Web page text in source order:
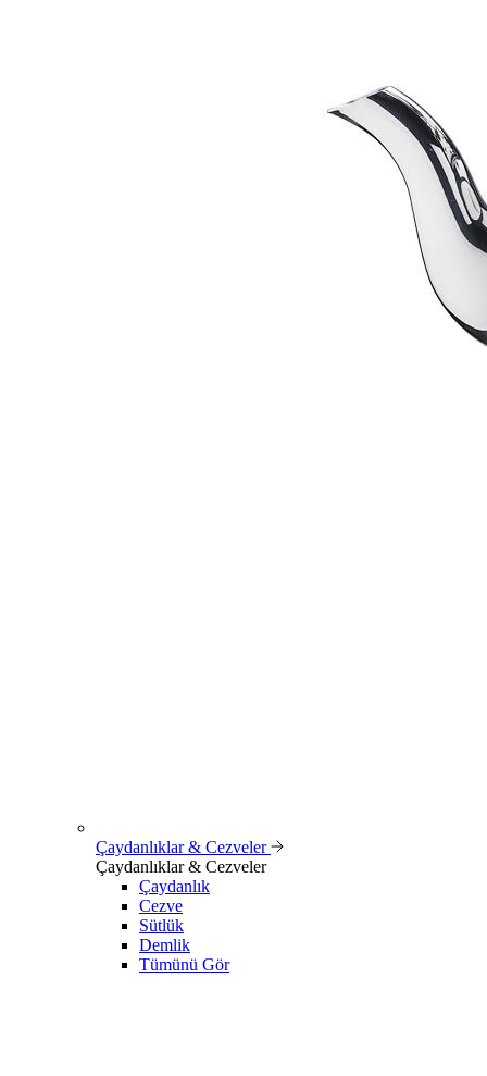
Çaydanlıklar & Cezveler
Çaydanlıklar & Cezveler
Çaydanlık
Cezve
Sütlük
Demlik
Tümünü Gör